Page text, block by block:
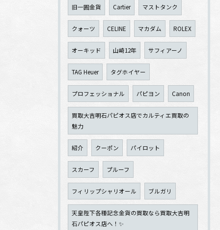
旧一圓金貨 Cartier マストタンク
クォーツ CELINE マカダム ROLEX
オーキッド 山崎12年 サフィアーノ
TAG Heuer タグホイヤー
プロフェッショナル パピヨン Canon
買取大吉明石パピオス店でカルティエ買取の
魅力
紹介 クーポン パイロット
スカーフ プルーフ
フィリップシャリオール ブルガリ
天皇陛下各種記念金貨の買取なら買取大吉明
石パピオス店へ！✨